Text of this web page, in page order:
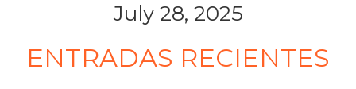
July 28, 2025
ENTRADAS RECIENTES